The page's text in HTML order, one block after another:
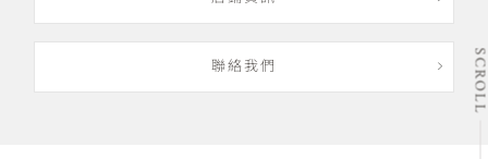
聯絡我們